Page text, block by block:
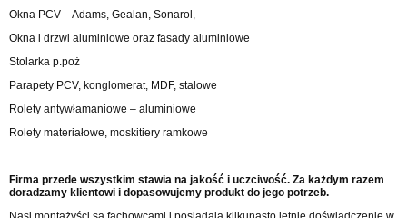
Okna PCV – Adams, Gealan, Sonarol,
Okna i drzwi aluminiowe oraz fasady aluminiowe
Stolarka p.poż
Parapety PCV, konglomerat, MDF, stalowe
Rolety antywłamaniowe – aluminiowe
Rolety materiałowe, moskitiery ramkowe
Firma przede wszystkim stawia na jakość i uczciwość. Za każdym razem
doradzamy klientowi i dopasowujemy produkt do jego potrzeb.